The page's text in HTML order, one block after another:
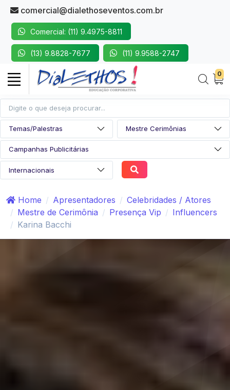
comercial@dialethoseventos.com.br
Comercial: (11) 9.4975-8811
(13) 9.8828-7677 (11) 9.9588-2747
0
Home Apresentadores
Celebridades / Atores
Mestre de Cerimônia
Presença Vip
Influencers
Karina Bacchi